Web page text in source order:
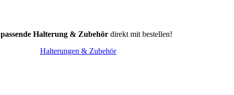
passende Halterung & Zubehördirekt mit bestellen!
Halterungen & Zubehör